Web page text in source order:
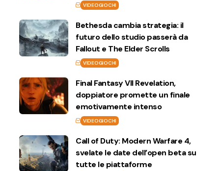
VIDEOGIOCHI
Bethesda cambia strategia: il
futuro dello studio passerà da
Fallout e The Elder Scrolls
VIDEOGIOCHI
Final Fantasy VII Revelation,
doppiatore promette un finale
emotivamente intenso
VIDEOGIOCHI
Call of Duty: Modern Warfare 4,
svelate le date dell’open beta su
tutte le piattaforme